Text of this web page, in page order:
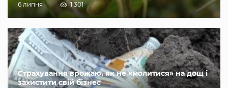
6 липня 1 301
Страхування врожаю, як не «молитися» на дощ і
захистити свій бізнес